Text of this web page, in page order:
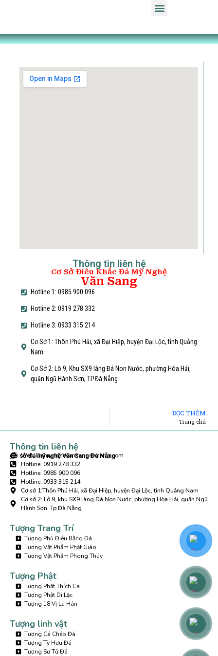
Thông tin liên hệ
Cơ Sở Điêu Khắc Đá Mỹ Nghệ
Văn Sang
Hotline 1: 0985 900 096
Hotline 2: 0919 278 332
Hotline 3: 0933 315 214
Cơ Sở 1: Thôn Phú Hải, xã Đại Hiệp, huyện Đại Lộc, tỉnh Quảng
Nam
Cơ Sở 2: Lô 9, Khu SX9 làng Đá Non Nước, phường Hòa Hải,
quận Ngũ Hành Sơn, TP.Đà Nẵng
ĐỌC THÊM
Trang chủ
Thông tin liên hệ
Cơ sở đá mỹ nghệ Văn Sang Đà Nẵng
Web: Damynghevansangdanang.com
Hotline: 0919 278 332
Hotline: 0985 900 096
Hotline: 0933 315 214
Cơ sở 1:Thôn Phú Hải, xã Đại Hiệp, huyện Đại Lộc, tỉnh Quảng Nam
Cơ sở 2: Lô 9, khu SX9 làng Đá Non Nước, phường Hòa Hải, quận Ngũ
Hành Sơn, Tp.Đà Nẵng
Tượng Trang Trí
Tượng Phù Điêu Bằng Đá
Tượng Vật Phẩm Phật Giáo
Tượng Vật Phẩm Phong Thủy
Tượng Phật
Tượng Phật Thích Ca
Tượng Phật Di Lặc
Tượng 18 Vị La Hán
Tượng linh vật
Tượng Cá Chép Đá
Tượng Tỳ Hưu Đá
Tượng Sư Tử Đá